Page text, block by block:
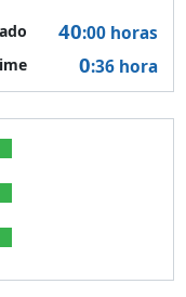
40:00horas
0:36hora